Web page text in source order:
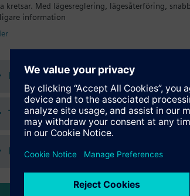
kretsar. Med lägesreglering, lägesåterföring,
information
- ventilerna är UL-listade
täckbricka samt förskruvningens
2-vägsventil, använd medlevererad täckbricka
kopplingar.
beställs separat.
information
media:
ventilerna är UL-listade.
Dokumentation
Teknisk sammanfattning
Flervalstillbehör